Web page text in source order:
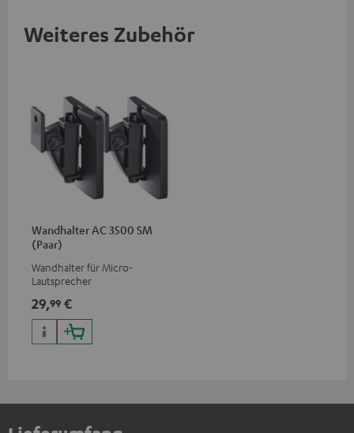
Weiteres Zubehör
Wandhalter AC 3500 SM
(Paar)
Wandhalter für Micro-
Lautsprecher
29,99 €